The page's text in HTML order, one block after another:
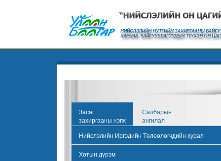
Засаг
захиргааны нэгж
Салбарын
ангилал
Нийслэлийн Иргэдийн Төлөөлөгчдийн хурал
Хотын дүрэм